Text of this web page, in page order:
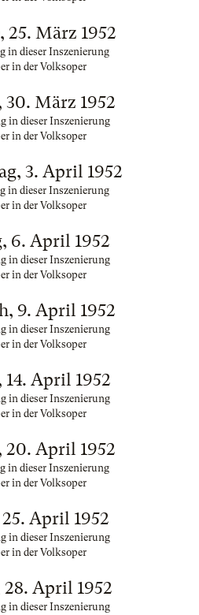
25. März 1952
in dieser Inszenierung
in der Volksoper
30. März 1952
in dieser Inszenierung
in der Volksoper
3. April 1952
in dieser Inszenierung
in der Volksoper
6. April 1952
in dieser Inszenierung
in der Volksoper
9. April 1952
in dieser Inszenierung
in der Volksoper
April 1952
in dieser Inszenierung
in der Volksoper
20. April 1952
in dieser Inszenierung
in der Volksoper
April 1952
in dieser Inszenierung
in der Volksoper
April 1952
in dieser Inszenierung